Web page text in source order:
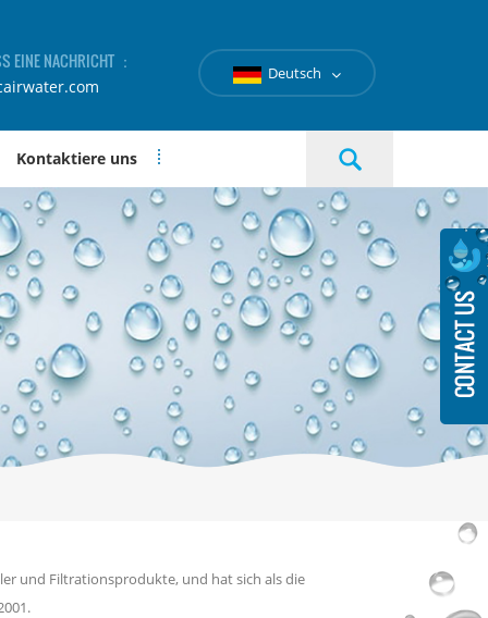
EINE NACHRICHT ：
Deutsch
Kontaktiere uns
und Filtrationsprodukte, und hat sich als die